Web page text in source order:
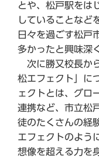
とや、松戸駅をは
していることなど
日々を過ごす松戸
多かったと興味深
次に勝又校長か
松エフェクト」に
ェクトとは、グロ
連携など、市立松
徒のたくさんの経
エフェクトのよう
想像を超える力を